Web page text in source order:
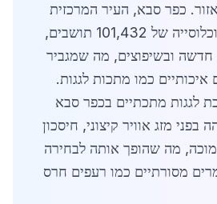
כפר סבא, העיר המרכזית
באזור השרון עם אוכלוסייה של 101,432 תושבים,
חדשה ובשיפוצים, מה שמגביר
כמו מתכות לגגות.
לגגות מתכתיים בכפר סבא
בפני מזג אוויר קיצוני, חיסכון
מה שהופך אותה לבחירה
מסורתיים כמו רעפים חרס